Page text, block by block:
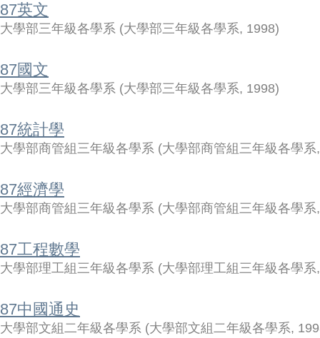
87英文
大學部三年級各學系 (大學部三年級各學系, 1998)
87國文
大學部三年級各學系 (大學部三年級各學系, 1998)
87統計學
大學部商管組三年級各學系 (大學部商管組三年級各學系
87經濟學
大學部商管組三年級各學系 (大學部商管組三年級各學系
87工程數學
大學部理工組三年級各學系 (大學部理工組三年級各學系
87中國通史
大學部文組二年級各學系 (大學部文組二年級各學系,